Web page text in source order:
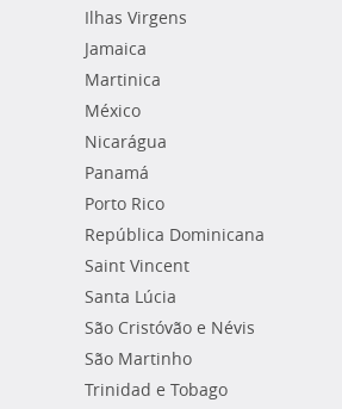
Ilhas Virgens
Jamaica
Martinica
México
Nicarágua
Panamá
Porto Rico
República Dominicana
Saint Vincent
Santa Lúcia
São Cristóvão e Névis
São Martinho
Trinidad e Tobago